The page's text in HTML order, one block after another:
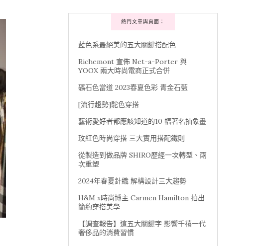
熱門文章與頁面︰
藍色系最絕美的五大關鍵搭配色
Richemont 宣佈 Net-a-Porter 與
YOOX 兩大時尚電商正式合併
礦石色當道 2023春夏色彩 青金石藍
[流行趨勢]駝色穿搭
藝術愛好者都應該知道的10 幅著名抽象畫
玫紅色時尚穿搭 三大實用搭配鐵則
從製造到做品牌 SHIRO歷經一次轉型、兩
次重塑
2024年春夏針織 解構設計三大趨勢
H&M x時尚博主 Carmen Hamilton 拍出
簡約穿搭美學
【調查報告】這五大關鍵字 影響千禧一代
奢侈品的消費習慣